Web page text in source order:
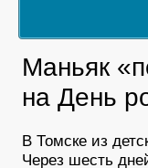
Маньяк
на День
В Томске из
Через шесть